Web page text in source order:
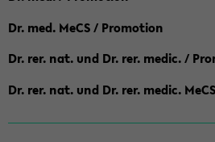
Dr. med. MeCS / Promotion
Dr. rer. nat. und Dr. rer. medic. /
Dr. rer. nat. und Dr. rer. medic.